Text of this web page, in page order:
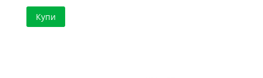
Купи